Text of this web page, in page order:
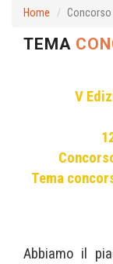
Home Concorso
TEMA
V
Tema
Abbiamo il